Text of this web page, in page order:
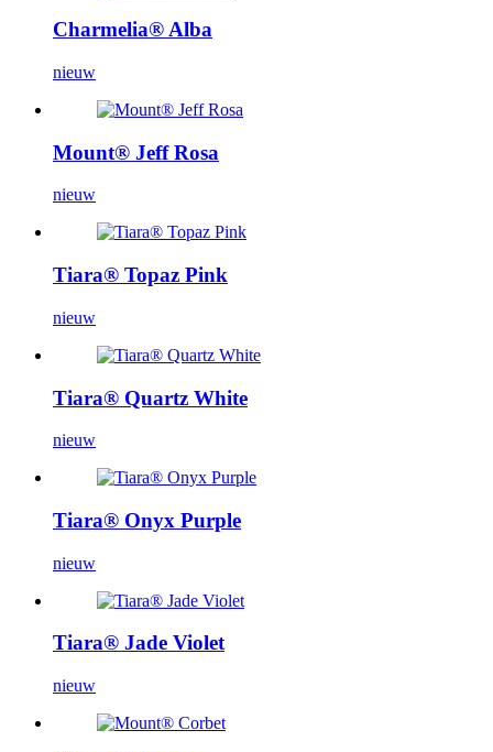
Charmelia® Alba
nieuw
Mount® Jeff Rosa
nieuw
Tiara® Topaz Pink
nieuw
Tiara® Quartz White
nieuw
Tiara® Onyx Purple
nieuw
Tiara® Jade Violet
nieuw